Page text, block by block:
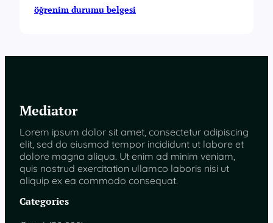
öğrenim durumu belgesi
Mediator
Lorem ipsum dolor sit amet, consectetur adipiscing
elit, sed do eiusmod tempor incididunt ut labore et
dolore magna aliqua. Ut enim ad minim veniam,
quis nostrud exercitation ullamco laboris nisi ut
aliquip ex ea commodo consequat.
Categories